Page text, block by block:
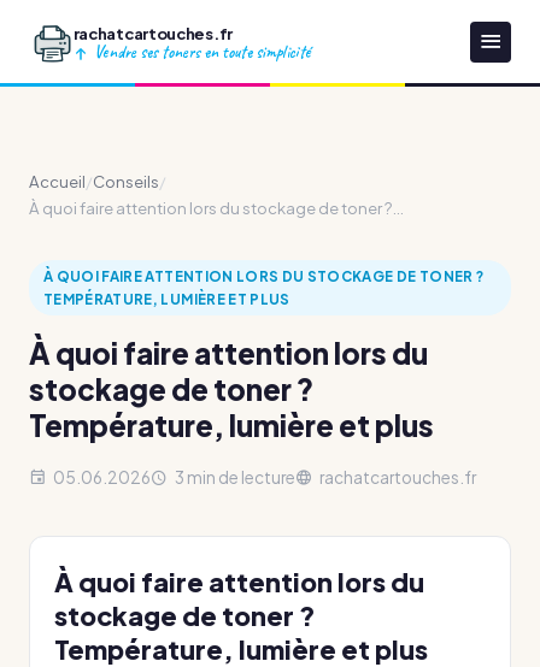
rachatcartouches.fr
Vendre ses toners en toute simplicité
Accueil/Conseils/
À quoi faire attention lors du stockage de toner ?...
À QUOI FAIRE ATTENTION LORS DU STOCKAGE DE TONER ?
TEMPÉRATURE, LUMIÈRE ET PLUS
À quoi faire attention lors du
stockage de toner ?
Température, lumière et plus
05.06.2026 3 min de lecture rachatcartouches.fr
À quoi faire attention lors du
stockage de toner ?
Température, lumière et plus